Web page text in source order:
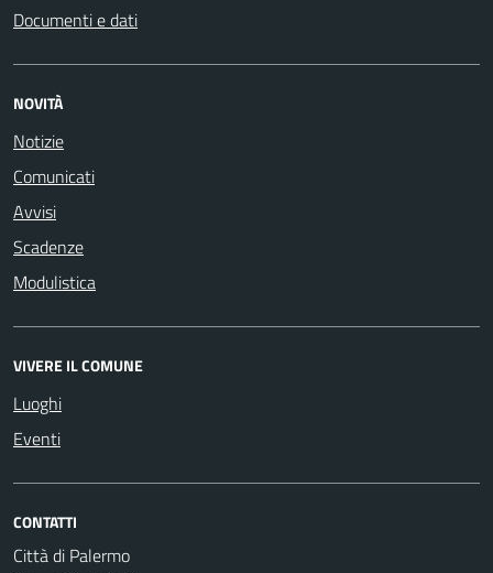
Documenti e dati
NOVITÀ
Notizie
Comunicati
Avvisi
Scadenze
Modulistica
VIVERE IL COMUNE
Luoghi
Eventi
CONTATTI
Città di Palermo